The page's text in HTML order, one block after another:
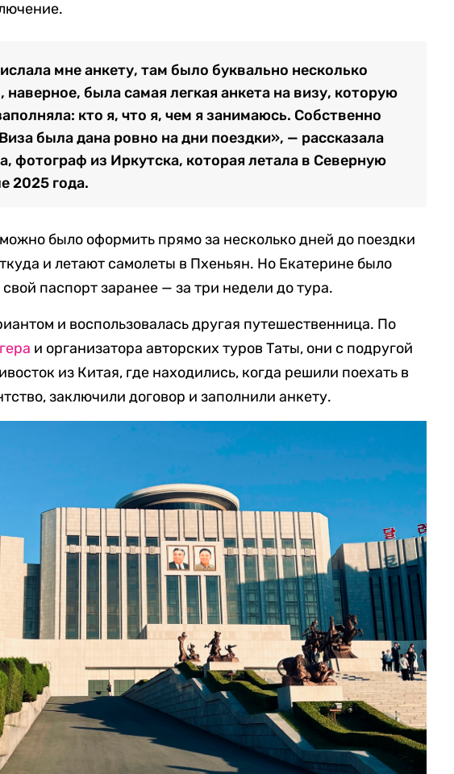
мне анкету, там было буквально несколько
наверное, была самая легкая анкета на визу, которую
кто я, что я, чем я занимаюсь. Собственно
была дана ровно на дни поездки», — рассказала
фотограф из Иркутска, которая летала в Северную
2025 года.
было оформить прямо за несколько дней до поездки
и летают самолеты в Пхеньян. Но Екатерине было
паспорт заранее — за три недели до тура.
и воспользовалась другая путешественница. По
и организатора авторских туров Таты, они с подругой
из Китая, где находились, когда решили поехать в
заключили договор и заполнили анкету.